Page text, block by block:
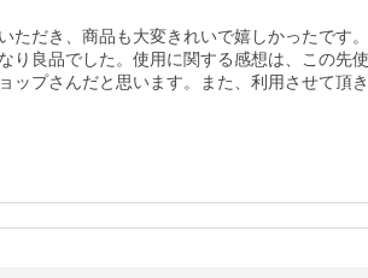
ただき、商品も大変きれいで嬉しかったです
り良品でした。使用に関する感想は、この先
ップさんだと思います。また、利用させて頂き